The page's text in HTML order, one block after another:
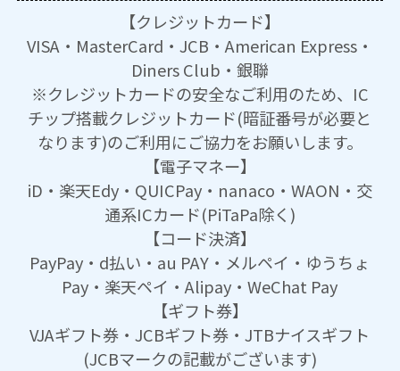
【クレジットカード】
VISA・MasterCard・JCB・American Express・
Diners Club・銀聯
※クレジットカードの安全なご利用のため、IC
チップ搭載クレジットカード(暗証番号が必要と
なります)のご利用にご協力をお願いします。
【電子マネー】
iD・楽天Edy・QUICPay・nanaco・WAON・交
通系ICカード(PiTaPa除く)
【コード決済】
PayPay・d払い・au PAY・メルペイ・ゆうちょ
Pay・楽天ペイ・Alipay・WeChat Pay
【ギフト券】
VJAギフト券・JCBギフト券・JTBナイスギフト
(JCBマークの記載がございます)